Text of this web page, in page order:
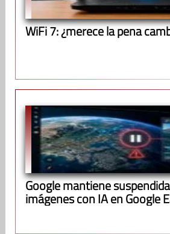
WiFi 7: ¿merece la pena
Google mantiene
imágenes con IA en Google